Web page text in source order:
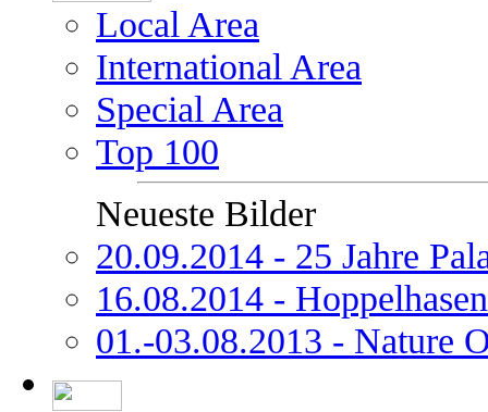
Local Area
International Area
Special Area
Top 100
Neueste Bilder
20.09.2014 - 25 Jahre
16.08.2014 -
01.-03.08.2013 - Nature